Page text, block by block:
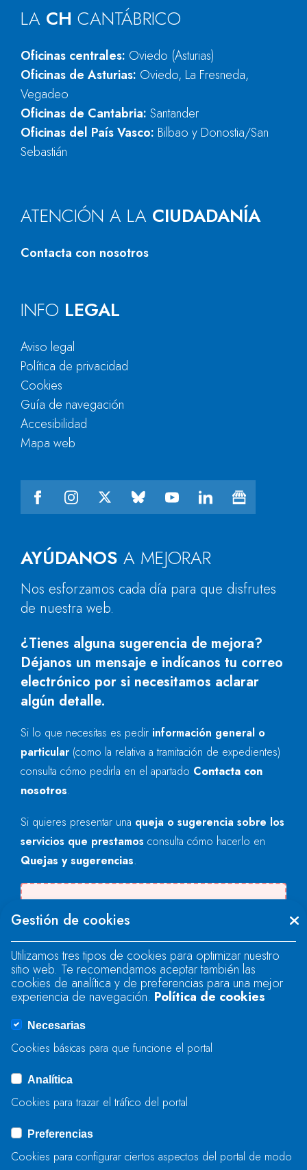
LA CH CANTÁBRICO
Oficinas centrales: Oviedo (Asturias)
Oficinas de Asturias: Oviedo, La Fresneda,
Vegadeo
Oficinas de Cantabria: Santander
Oficinas del País Vasco: Bilbao y Donostia/San
Sebastián
ATENCIÓN A LA CIUDADANÍA
Contacta con nosotros
AYÚDANOS A MEJORAR
Nos esforzamos cada día para que disfrutes
de nuestra web.
¿Tienes alguna sugerencia de mejora?
Déjanos un mensaje e indícanos tu correo
electrónico por si necesitamos aclarar
algún detalle.
Si lo que necesitas es pedir información general o
particular (como la relativa a tramitación de expedientes)
consulta cómo pedirla en el apartado Contacta con
nosotros.
Si quieres presentar una queja o sugerencia sobre los
servicios que prestamos consulta cómo hacerlo en
Quejas y sugerencias.
"text" field.
There was an error when loading the
"text" field.
There was an error when loading the
ENVIAR
INFO LEGAL
Aviso legal
Política de privacidad
Cookies
Guía de navegación
Accesibilidad
Mapa web
Gestión de cookies
Utilizamos tres tipos de cookies para optimizar nuestro
sitio web. Te recomendamos aceptar también las
cookies de analítica y de preferencias para una mejor
experiencia de navegación. Política de cookies
Necesarias
Cookies básicas para que funcione el portal
Analítica
Cookies para trazar el tráfico del portal
Preferencias
Cookies para configurar ciertos aspectos del portal de modo